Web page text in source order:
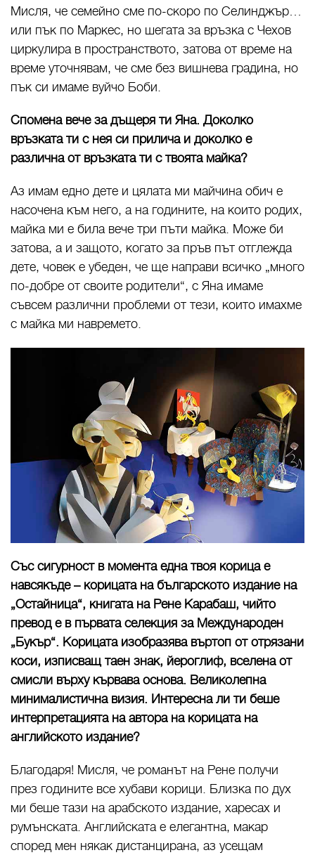
Мисля, че семейно сме по-скоро по Селинджър…
или пък по Маркес, но шегата за връзка с Чехов
циркулира в пространството, затова от време на
време уточнявам, че сме без вишнева градина, но
пък си имаме вуйчо Боби.
Спомена вече за дъщеря ти Яна. Доколко
връзката ти с нея си прилича и доколко е
различна от връзката ти с твоята майка?
Аз имам едно дете и цялата ми майчина обич е
насочена към него, а на годините, на които родих,
майка ми е била вече три пъти майка. Може би
затова, а и защото, когато за пръв път отглежда
дете, човек е убеден, че ще направи всичко „много
по-добре от своите родители“, с Яна имаме
съвсем различни проблеми от тези, които имахме
с майка ми навремето.
Със сигурност в момента една твоя корица е
навсякъде – корицата на българското издание на
„Остайница“, книгата на Рене Карабаш, чийто
превод е в първата селекция за Международен
„Букър“. Корицата изобразява въртоп от отрязани
коси, изписващ таен знак, йероглиф, вселена от
смисли върху кървава основа. Великолепна
минималистична визия. Интересна ли ти беше
интерпретацията на автора на корицата на
английското издание?
Благодаря! Мисля, че романът на Рене получи
през годините все хубави корици. Близка по дух
ми беше тази на арабското издание, харесах и
румънската. Английската е елегантна, макар
според мен някак дистанцирана, аз усещам